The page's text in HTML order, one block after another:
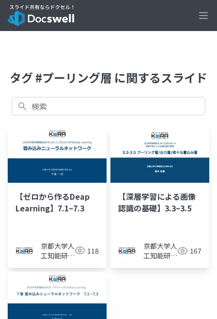
タグ #プーリング層 に関するスライド
検索
【ゼロから作るDeap
Learning】7.1~7.3
京都大学人
工知能研究
118
【深層学習による画像
認識の基礎】3.3~3.5
京都大学人
工知能研究
167